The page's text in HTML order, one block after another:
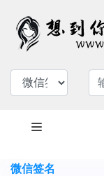
微信签名